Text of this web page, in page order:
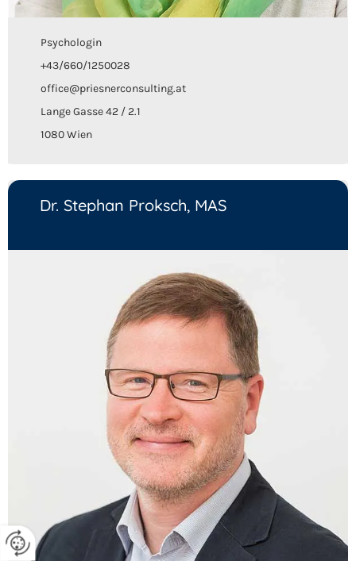
Psychologin
+43/660/1250028
office@priesnerconsulting.at
Lange Gasse 42 / 2.1
1080 Wien
Dr. Stephan Proksch, MAS